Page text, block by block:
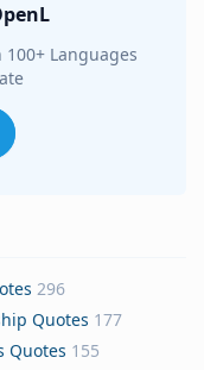
Languages
296
Quotes 177
Quotes 155